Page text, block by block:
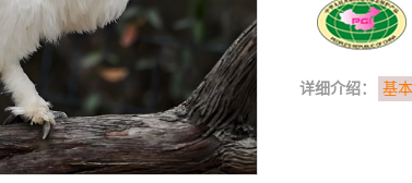
详细介绍： 基